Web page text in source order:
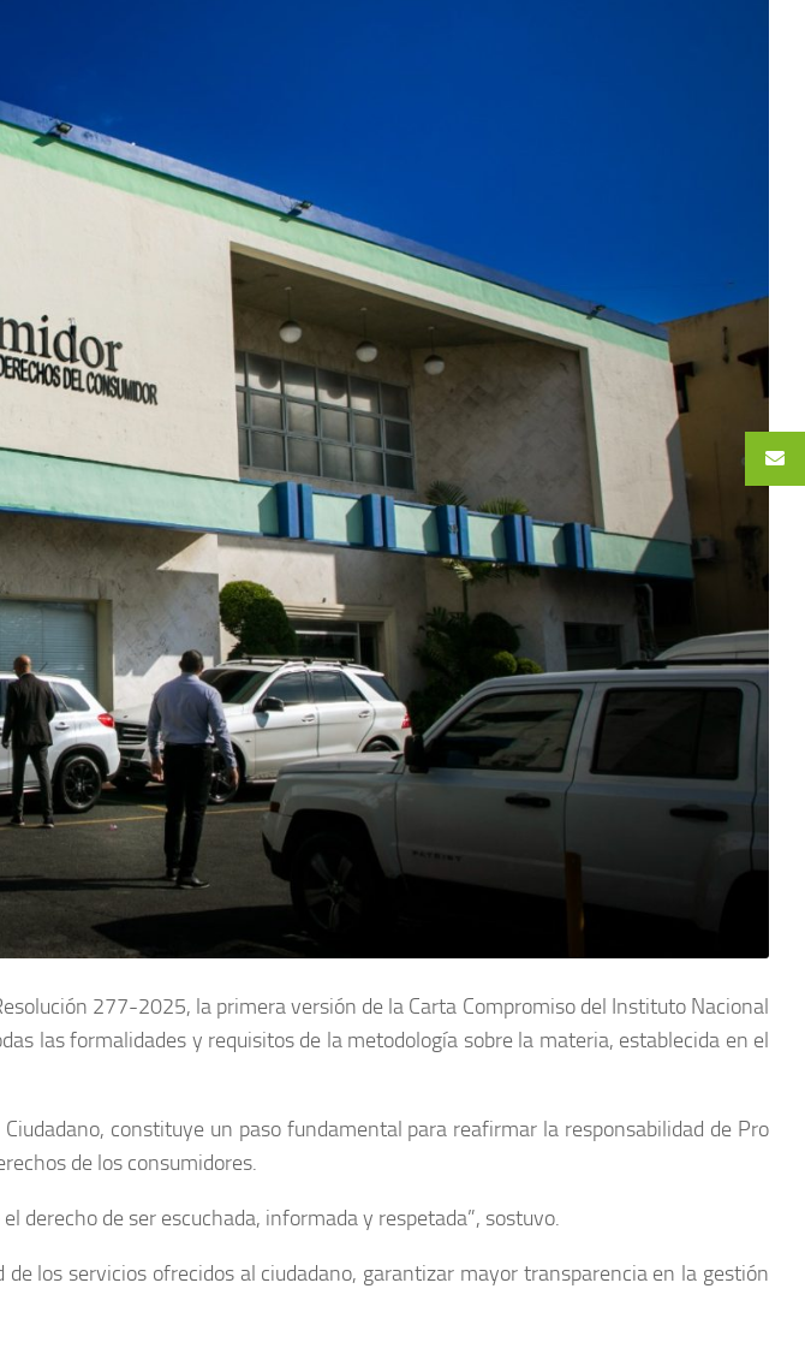
277-2025, la primera versión de la Carta Compromiso del Instituto Nacional
las formalidades y requisitos de la metodología sobre la materia, establecida en el
constituye un paso fundamental para reafirmar la responsabilidad de Pro
de los consumidores.
derecho de ser escuchada, informada y respetada”, sostuvo.
los servicios ofrecidos al ciudadano, garantizar mayor transparencia en la gestión